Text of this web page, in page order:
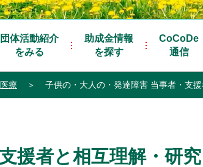
団体活動紹介
をみる
助成金情報
を探す
CoCoDe
通信
療 ＞ 子供の・大人の・発達障害 当事者・支
援者と相互理解・研